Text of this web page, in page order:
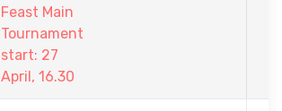
Feast Main
Tournament
start: 27
April, 16.30